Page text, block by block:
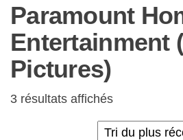
Paramount
Entertainment
Pictures)
3 résultats affichés